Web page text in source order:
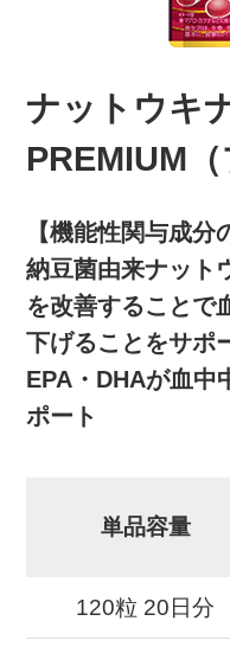
ナットウキ
PREMIUM（
【機能性関与成分
納豆菌由来ナット
を改善することで
下げることをサポ
EPA・DHAが血中
ポート
単品容量
120粒 20日分